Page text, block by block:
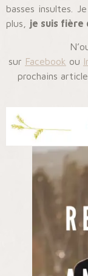
basses insultes.
plus,
je suis fière
sur Facebook ou
prochains